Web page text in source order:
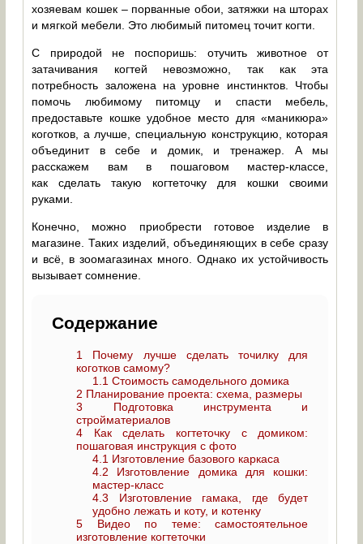
хозяевам кошек – порванные обои, затяжки на шторах
и мягкой мебели. Это любимый питомец точит когти.
С природой не поспоришь: отучить животное от
затачивания когтей невозможно, так как эта
потребность заложена на уровне инстинктов. Чтобы
помочь любимому питомцу и спасти мебель,
предоставьте кошке удобное место для «маникюра»
коготков, а лучше, специальную конструкцию, которая
объединит в себе и домик, и тренажер. А мы
расскажем вам в пошаговом мастер-классе,
как сделать такую когтеточку для кошки своими
руками.
Конечно, можно приобрести готовое изделие в
магазине. Таких изделий, объединяющих в себе сразу
и всё, в зоомагазинах много. Однако их устойчивость
вызывает сомнение.
Содержание
1
Почему лучше сделать точилку для
коготков самому?
1.1 Стоимость самодельного домика
2 Планирование проекта: схема, размеры
3 Подготовка инструмента и
стройматериалов
4 Как сделать когтеточку с домиком:
пошаговая инструкция с фото
4.1 Изготовление базового каркаса
4.2 Изготовление домика для кошки:
мастер-класс
4.3 Изготовление гамака, где будет
удобно лежать и коту, и котенку
5 Видео по теме: самостоятельное
изготовление когтеточки